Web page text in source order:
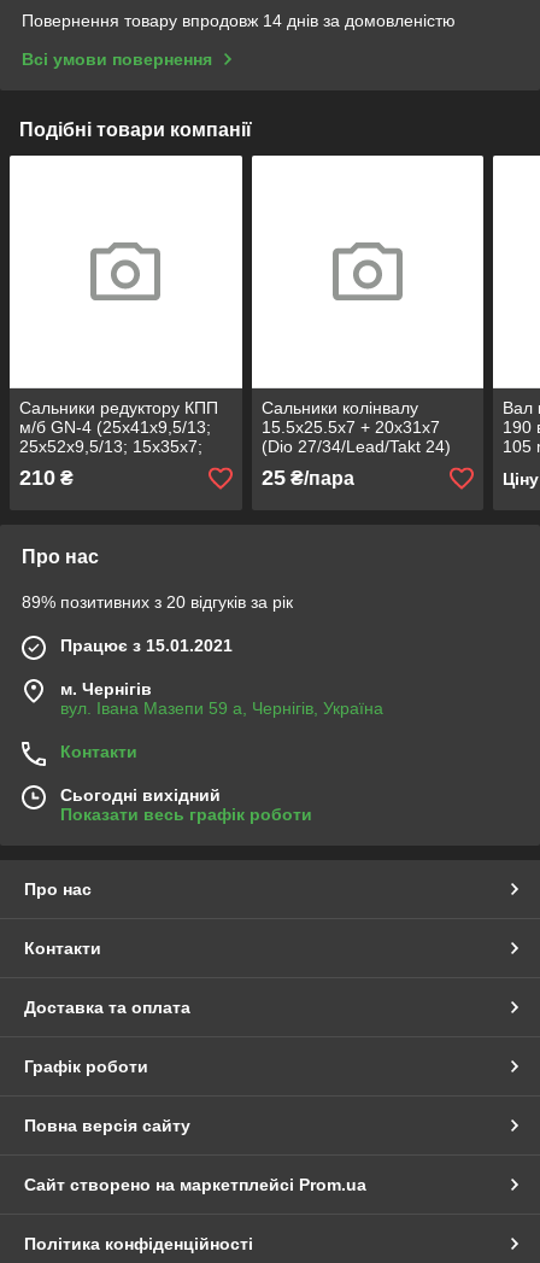
Повернення товару впродовж 14 днів за домовленістю
Всі умови повернення
Подібні товари компанії
Сальники редуктору КПП
м/б GN-4 (25x41x9,5/13;
25x52x9,5/13; 15x35x7;
12x22x5, 40х2,6) (ТА)
210 ₴
Сальники колінвалу
15.5x25.5x7 + 20x31x7
(Dio 27/34/Lead/Takt 24)
25₴/пара
Вал
190
105
Про нас
89% позитивних з 20 відгуків за рік
Працює з 15.01.2021
м. Чернігів
вул. Івана Мазепи 59 а, Чернігів, Україна
Контакти
Сьогодні вихідний
Показати весь графік роботи
Про нас
Контакти
Доставка та оплата
Графік роботи
Повна версія сайту
Сайт створено на маркетплейсі Prom.ua
Політика конфіденційності